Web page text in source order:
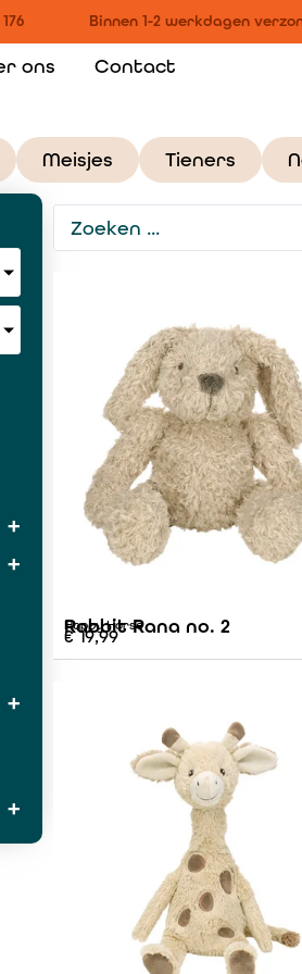
Binnen 1-2 werkdagen
ons Contact
Meisjes Tieners
Happy Horse
Rabbit Rana no. 2
€19,99